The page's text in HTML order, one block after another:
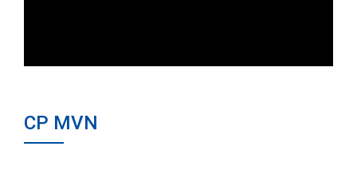
CP MVN